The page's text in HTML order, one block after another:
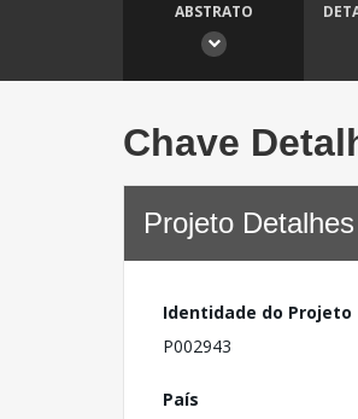
ABSTRATO
Chave
Projeto Detalhes
Identidade do Projeto
P002943
País